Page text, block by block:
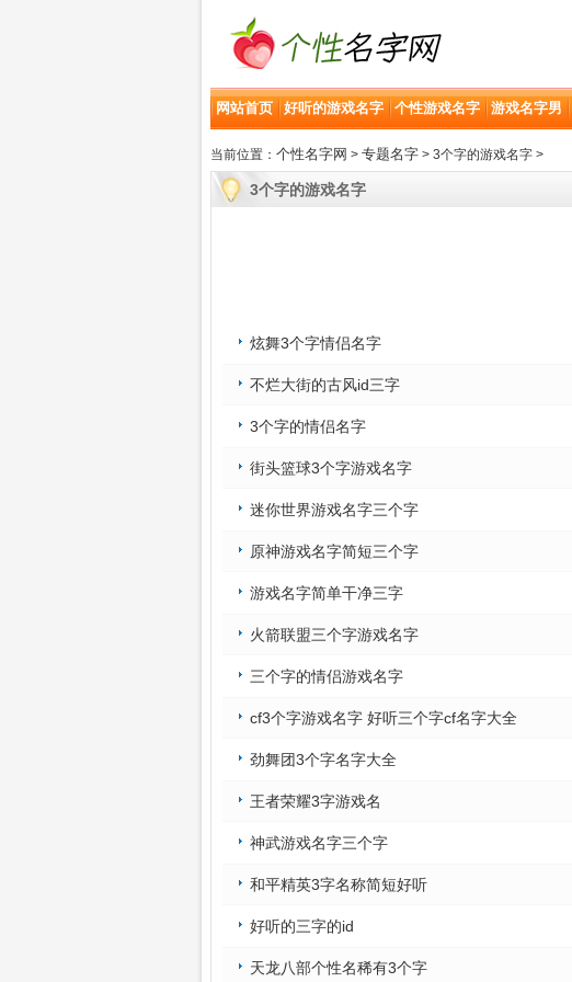
网站首页 好听的游戏名字 个性游戏名字 游戏名字男
当前位置： 个性名字网 > 专题名字 > 3个字的游戏名字 >
3个字的游戏名字
炫舞3个字情侣名字
不烂大街的古风id三字
3个字的情侣名字
街头篮球3个字游戏名字
迷你世界游戏名字三个字
原神游戏名字简短三个字
游戏名字简单干净三字
火箭联盟三个字游戏名字
三个字的情侣游戏名字
cf3个字游戏名字 好听三个字cf名字大全
劲舞团3个字名字大全
王者荣耀3字游戏名
神武游戏名字三个字
和平精英3字名称简短好听
好听的三字的id
天龙八部个性名稀有3个字